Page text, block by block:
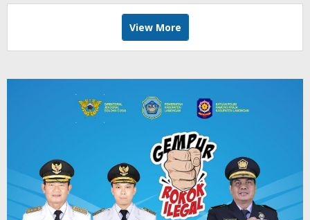
View More